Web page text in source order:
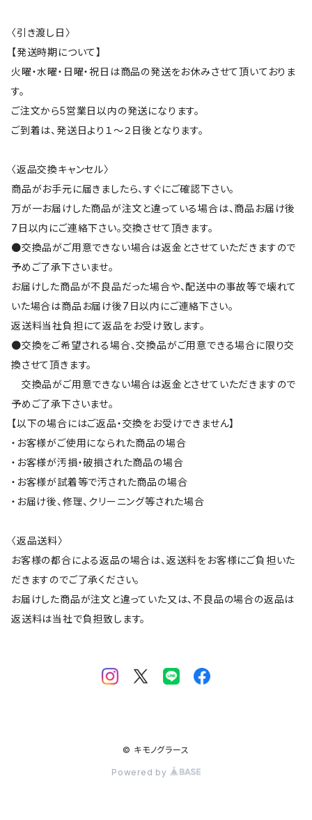
〈引き渡し日〉
【発送時期について】
火曜・水曜・日曜・祝日は商品の発送をお休みさせて頂いておりま
す。
ご注文から5営業日以内の発送になります。
ご到着は、発送日より１～２日後となります。
〈返品交換キャンセル〉
商品がお手元に届きましたら、すぐにご確認下さい。
万が一お届けした商品が注文と違っている場合は、商品お届け後
7日以内にご連絡下さい。交換させて頂きます。
●交換品がご用意できない場合は返金とさせていただきますので
予めご了承下さいませ。
お届けした商品が不良品だった場合や、配送中の事故等で壊れて
いた場合は商品お届け後7日以内にご連絡下さい。
返送料当社負担にて返品をお受け致します。
●交換をご希望される場合、交換品がご用意できる場合に限り交
換させて頂きます。
交換品がご用意できない場合は返金とさせていただきますので
予めご了承下さいませ。
【以下の場合にはご返品・交換をお受けできません】
・お客様がご使用になられた商品の場合
・お客様が汚損・破損された商品の場合
・お客様が試着等で汚された商品の場合
・お届け後、修理、クリーニング等された場合
〈返品送料〉
お客様の都合による返品の場合は、返送料をお客様にご負担いた
だきますのでご了承ください。
お届けした商品が注文と違っていた又は、不良品の場合の返品は
返送料は当社で負担致します。
© キモノグラース
Powered by